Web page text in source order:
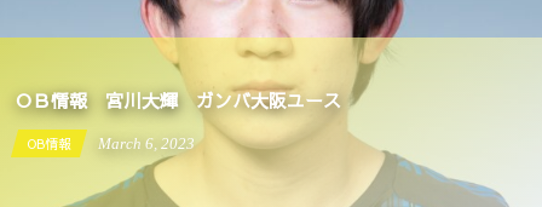
ＯＢ情報 宮川大輝 ガンバ大阪ユース
OB情報 March 6, 2023